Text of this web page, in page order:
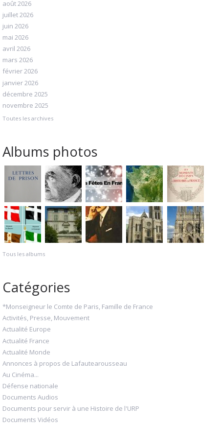
août 2026
juillet 2026
juin 2026
mai 2026
avril 2026
mars 2026
février 2026
janvier 2026
décembre 2025
novembre 2025
Toutes les archives
Albums photos
Tous les albums
Catégories
*Monseigneur le Comte de Paris, Famille de France
Activités, Presse, Mouvement
Actualité Europe
Actualité France
Actualité Monde
Annonces à propos de Lafautearousseau
Au Cinéma...
Défense nationale
Documents Audios
Documents pour servir à une Histoire de l'URP
Documents Vidéos